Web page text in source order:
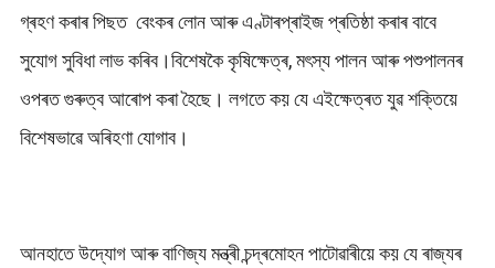
গ্ৰহণ কৰাৰ পিছত বেংকৰ লোন আৰু এণ্টাৰপ্ৰাইজ প্ৰতিষ্ঠা কৰাৰ বাবে
সুযোগ সুবিধা লাভ কৰিব।বিশেষকৈ কৃষিক্ষেত্ৰ, মৎস্য পালন আৰু পশুপালনৰ
ওপৰত গুৰুত্ব আৰোপ কৰা হৈছে। লগতে কয় যে এইক্ষেত্ৰত যুৱ শক্তিয়ে
বিশেষভাৱে অৰিহণা যোগাব।
আনহাতে উদ্যোগ আৰু বাণিজ্য মন্ত্ৰী চন্দ্ৰমোহন পাটোৱাৰীয়ে কয় যে ৰাজ্যৰ